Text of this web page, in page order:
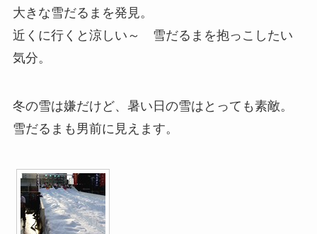
大きな雪だるまを発見。
近くに行くと涼しい～ 雪だるまを抱っこしたい
気分。
冬の雪は嫌だけど、暑い日の雪はとっても素敵。
雪だるまも男前に見えます。